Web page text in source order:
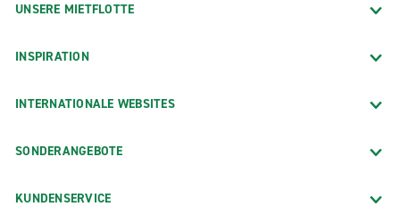
UNSERE MIETFLOTTE
INSPIRATION
INTERNATIONALE WEBSITES
SONDERANGEBOTE
KUNDENSERVICE